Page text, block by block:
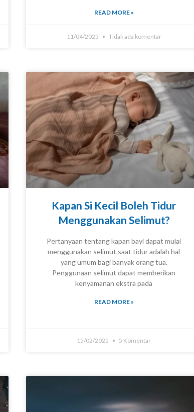
READ MORE »
11/04/2025 Tidak ada komentar
Kapan Si Kecil Boleh Tidur
Menggunakan Selimut?
Pertanyaan tentang kapan bayi dapat mulai
menggunakan selimut saat tidur adalah hal
yang umum bagi banyak orang tua.
Penggunaan selimut dapat memberikan
kenyamanan ekstra pada
READ MORE »
15/02/2025 5 Komentar
KNOWLEDGE